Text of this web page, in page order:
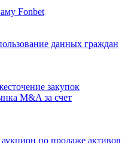
Fonbet
данных граждан
закупок
M&A за счет
по продаже активов